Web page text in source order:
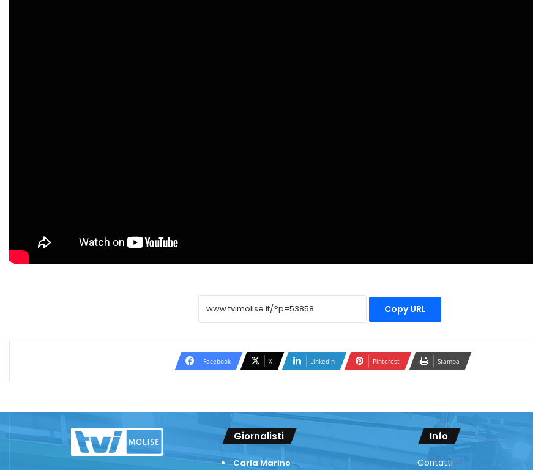
Copy URL
Facebook X LinkedIn Pinterest Stampa
Giornalisti
Carla Marino
Info
Contatti